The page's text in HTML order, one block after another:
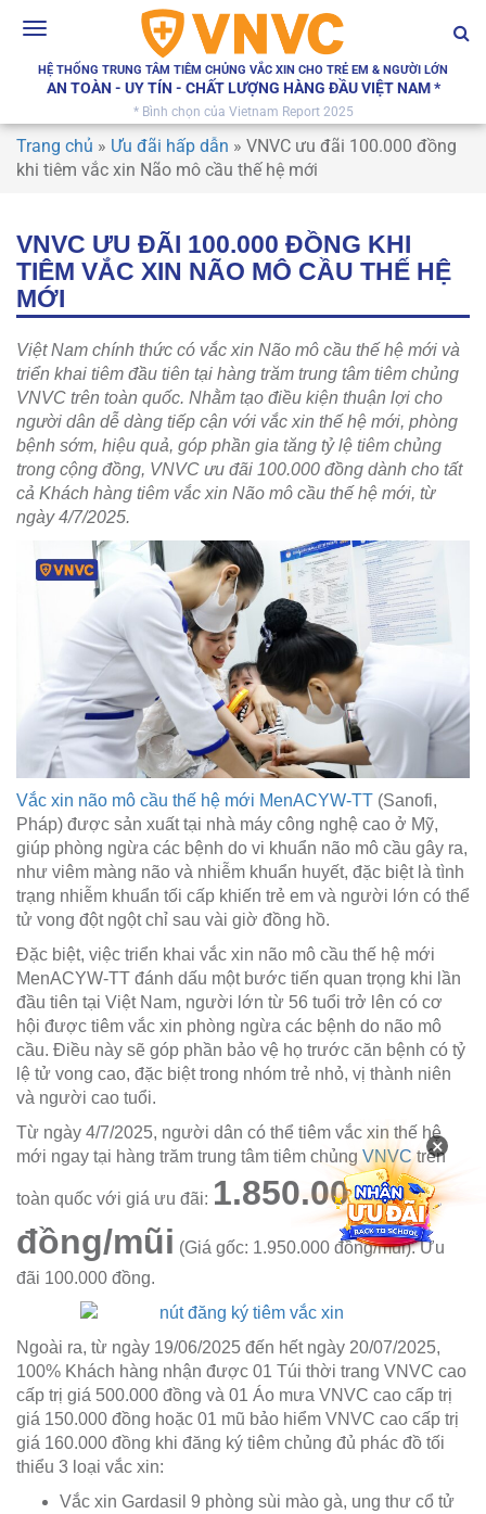
Toggle
HỆ THỐNG TRUNG TÂM TIÊM CHỦNG VẮC XIN CHO TRẺ EM & NGƯỜI LỚN
AN TOÀN - UY TÍN - CHẤT LƯỢNG HÀNG ĐẦU VIỆT NAM *
* Bình chọn của Vietnam Report 2025
Trang chủ » Ưu đãi hấp dẫn » VNVC ưu đãi 100.000 đồng
khi tiêm vắc xin Não mô cầu thế hệ mới
VNVC ƯU ĐÃI 100.000 ĐỒNG KHI
TIÊM VẮC XIN NÃO MÔ CẦU THẾ HỆ
MỚI
Việt Nam chính thức có vắc xin Não mô cầu thế hệ mới và
triển khai tiêm đầu tiên tại hàng trăm trung tâm tiêm chủng
VNVC trên toàn quốc. Nhằm tạo điều kiện thuận lợi cho
người dân dễ dàng tiếp cận với vắc xin thế hệ mới, phòng
bệnh sớm, hiệu quả, góp phần gia tăng tỷ lệ tiêm chủng
trong cộng đồng, VNVC ưu đãi 100.000 đồng dành cho tất
cả Khách hàng tiêm vắc xin Não mô cầu thế hệ mới, từ
ngày 4/7/2025.
Vắc xin não mô cầu thế hệ mới MenACYW-TT (Sanofi,
Pháp) được sản xuất tại nhà máy công nghệ cao ở Mỹ,
giúp phòng ngừa các bệnh do vi khuẩn não mô cầu gây ra,
như viêm màng não và nhiễm khuẩn huyết, đặc biệt là tình
trạng nhiễm khuẩn tối cấp khiến trẻ em và người lớn có thể
tử vong đột ngột chỉ sau vài giờ đồng hồ.
Đặc biệt, việc triển khai vắc xin não mô cầu thế hệ mới
MenACYW-TT đánh dấu một bước tiến quan trọng khi lần
đầu tiên tại Việt Nam, người lớn từ 56 tuổi trở lên có cơ
hội được tiêm vắc xin phòng ngừa các bệnh do não mô
cầu. Điều này sẽ góp phần bảo vệ họ trước căn bệnh có tỷ
lệ tử vong cao, đặc biệt trong nhóm trẻ nhỏ, vị thành niên
và người cao tuổi.
Từ ngày 4/7/2025, người dân có thể tiêm vắc xin thế hệ
mới ngay tại hàng trăm trung tâm tiêm chủng VNVCtrên
toàn quốc với giá ưu đãi: 1.850.000
đồng/mũi (Giá gốc: 1.950.000 đồng/mũi). Ưu
đãi 100.000 đồng.
Ngoài ra, từ ngày 19/06/2025 đến hết ngày 20/07/2025,
100% Khách hàng nhận được 01 Túi thời trang VNVC cao
cấp trị giá 500.000 đồng và 01 Áo mưa VNVC cao cấp trị
giá 150.000 đồng hoặc 01 mũ bảo hiểm VNVC cao cấp trị
giá 160.000 đồng khi đăng ký tiêm chủng đủ phác đồ tối
thiểu 3 loại vắc xin:
Vắc xin Gardasil 9 phòng sùi mào gà, ung thư cổ tử
×